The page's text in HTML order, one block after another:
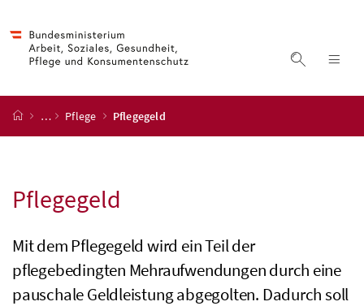
Suche
Startseite
… Pflege Pflegegeld
Pflegegeld
Mit dem Pflegegeld wird ein Teil der
pflegebedingten Mehraufwendungen durch eine
pauschale Geldleistung abgegolten. Dadurch soll